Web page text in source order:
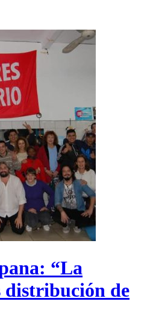
“La
distribución de